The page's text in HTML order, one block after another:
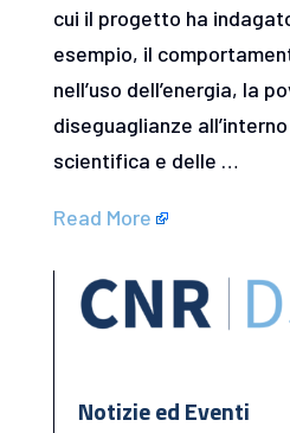
cui il progetto ha
esempio, il
nell’uso dell’energia, la
diseguaglianze
scientifica e delle …
Read More
Notizie ed Eventi